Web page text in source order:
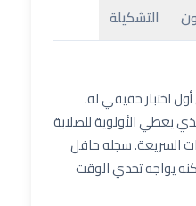
التشكيلة
اختبار حقيقي له.
يعطي الأولوية للصلابة
السريعة. سجله حافل
يواجه تحدي الوقت